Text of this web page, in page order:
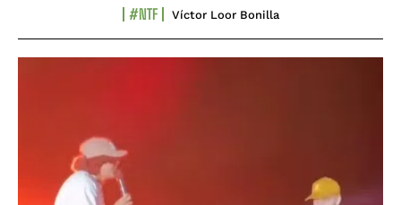
#NTF Víctor Loor Bonilla